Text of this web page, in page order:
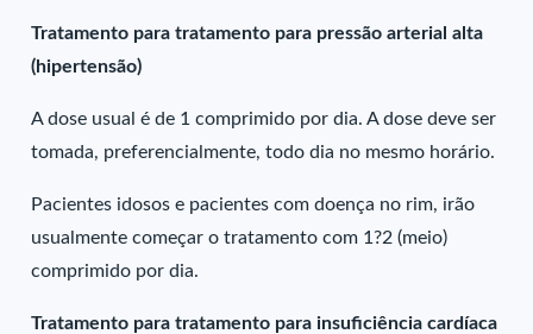
Tratamento para tratamento para pressão arterial alta
(hipertensão)
A dose usual é de 1 comprimido por dia. A dose deve ser
tomada, preferencialmente, todo dia no mesmo horário.
Pacientes idosos e pacientes com doença no rim, irão
usualmente começar o tratamento com 1?2 (meio)
comprimido por dia.
Tratamento para tratamento para insuficiência cardíaca